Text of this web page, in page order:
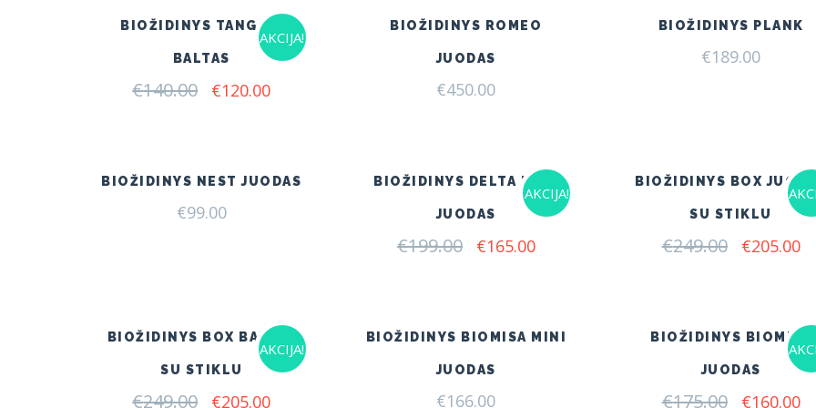
AKCIJA!
BIOŽIDINYS TANGO 1
BALTAS
€140.00 Original
€120.00Current
BIOŽIDINYS ROMEO
JUODAS
€450.00
BIOŽIDINYS PLANK
€189.00
BIOŽIDINYS NEST JUODAS
€99.00
AKCIJA!
BIOŽIDINYS DELTA FLAT
JUODAS
€199.00 Original
€165.00Current
BIOŽIDINYS BOX
SU STIKLU
€249.00 Original
€205.00
AKCIJA!
BIOŽIDINYS BOX BALTAS
SU STIKLU
€249.00 Original
€205.00Current
BIOŽIDINYS BIOMISA MINI
JUODAS
€166.00
BIOŽIDINYS BIOMISA
JUODAS
€175.00 Original
€160.00